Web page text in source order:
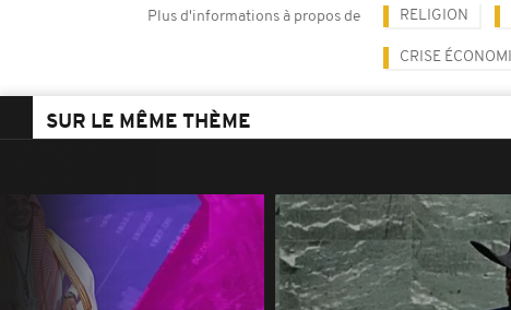
Plus d'informations à propos de RELIGION
CRISE
SUR LE MÊME THÈME